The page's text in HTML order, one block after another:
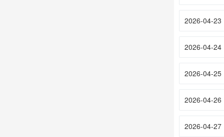
2026-04-23
2026-04-24
2026-04-25
2026-04-26
2026-04-27